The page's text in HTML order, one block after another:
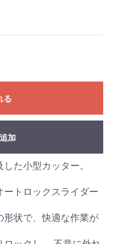
る
加
た小型カッター。
ートロックスライダー
形状で、快適な作業が